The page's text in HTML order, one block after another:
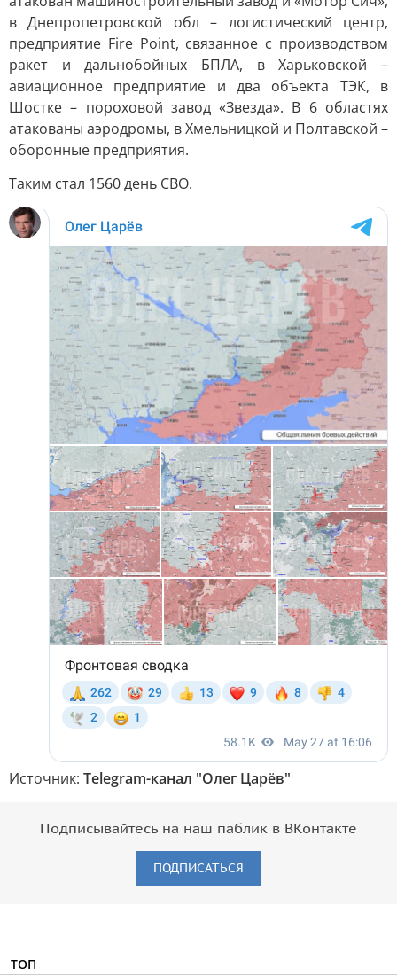
в Днепропетровской обл – логистический центр,
предприятие Fire Point, связанное с производством
ракет и дальнобойных БПЛА, в Харьковской –
авиационное предприятие и два объекта ТЭК, в
Шостке – пороховой завод «Звезда». В 6 областях
атакованы аэродромы, в Хмельницкой и Полтавской –
оборонные предприятия.
Таким стал 1560 день СВО.
Источник: Telegram-канал "Олег Царёв"
Подписывайтесь на наш паблик в ВКонтакте
ПОДПИСАТЬСЯ
ТОП